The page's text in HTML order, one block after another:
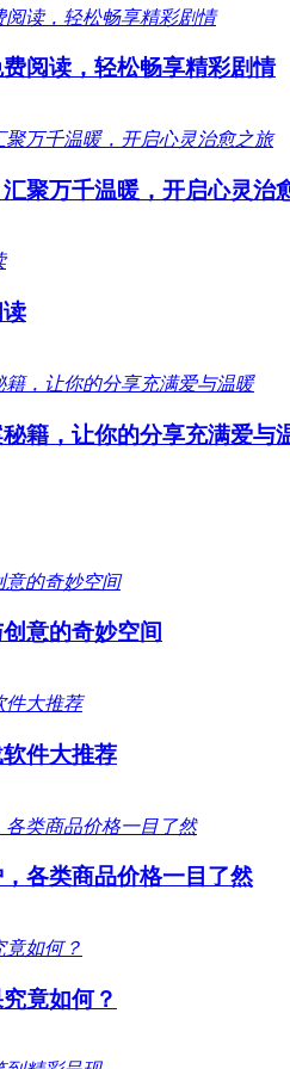
阅读，轻松畅享精彩剧情
聚万千温暖，开启心灵治
籍，让你的分享充满爱与
意的奇妙空间
件大推荐
各类商品价格一目了然
竟如何？